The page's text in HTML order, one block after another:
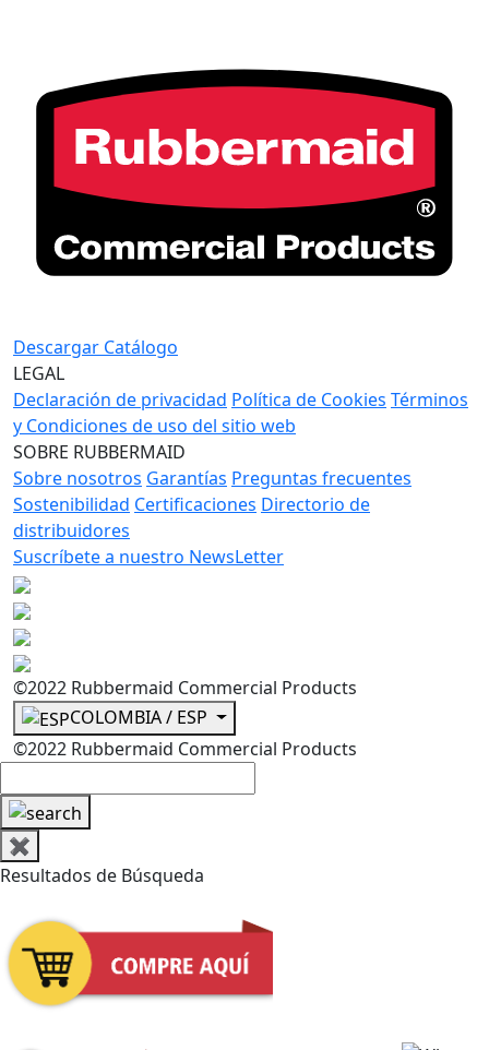
Descargar Catálogo
LEGAL
Declaración de privacidad Política de Cookies Términos
y Condiciones de uso del sitio web
SOBRE RUBBERMAID
Sobre nosotros Garantías Preguntas frecuentes
Sostenibilidad Certificaciones Directorio de
distribuidores
Suscríbete a nuestro NewsLetter
©2022 Rubbermaid Commercial Products
COLOMBIA / ESP
©2022 Rubbermaid Commercial Products
✖
Resultados de Búsqueda